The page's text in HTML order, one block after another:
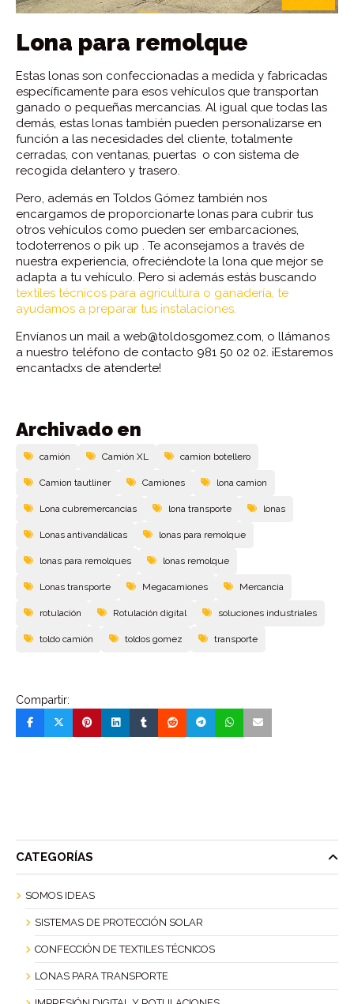
Lona para remolque
Estas lonas son confeccionadas a medida y fabricadas
específicamente para esos vehículos que transportan
ganado o pequeñas mercancias. Al igual que todas las
demás, estas lonas también pueden personalizarse en
función a las necesidades del cliente, totalmente
cerradas, con ventanas, puertas o con sistema de
recogida delantero y trasero.
Pero, además en Toldos Gómez también nos
encargamos de proporcionarte lonas para cubrir tus
otros vehículos como pueden ser embarcaciones,
todoterrenos o pik up . Te aconsejamos a través de
nuestra experiencia, ofreciéndote la lona que mejor se
adapta a tu vehículo. Pero si además estás buscando
textiles técnicos para agricultura o ganadería, te
ayudamos a preparar tus instalaciones.
Envíanos un mail a web@toldosgomez.com, o llámanos
a nuestro teléfono de contacto 981 50 02 02. ¡Estaremos
encantadxs de atenderte!
Archivado en
camión Camión XL camion botellero
Camion tautliner Camiones lona camion
Lona cubremercancias lona transporte lonas
Lonas antivandálicas lonas para remolque
lonas para remolques lonas remolque
Lonas transporte Megacamiones Mercancia
rotulación Rotulación digital soluciones industriales
toldo camión toldos gomez transporte
Compartir:
CATEGORÍAS
SOMOS IDEAS
SISTEMAS DE PROTECCIÓN SOLAR
CONFECCIÓN DE TEXTILES TÉCNICOS
LONAS PARA TRANSPORTE